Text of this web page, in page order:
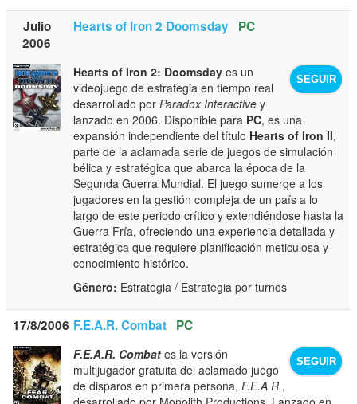
Julio
2006
Hearts of Iron 2 Doomsday PC
SEGUIR
Hearts of Iron 2: Doomsday es un
videojuego de estrategia en tiempo real
desarrollado porParadox Interactive y
lanzado en 2006. Disponible para PC, es una
expansión independiente del título Hearts of Iron II,
parte de la aclamada serie de juegos de simulación
bélica y estratégica que abarca la época de la
Segunda Guerra Mundial. El juego sumerge a los
jugadores en la gestión compleja de un país a lo
largo de este periodo crítico y extendiéndose hasta la
Guerra Fría, ofreciendo una experiencia detallada y
estratégica que requiere planificación meticulosa y
conocimiento histórico.
Género: Estrategia / Estrategia por turnos
17/8/2006 F.E.A.R. Combat PC
SEGUIR
F.E.A.R. Combat es la versión
multijugador gratuita del aclamado juego
de disparos en primera persona,F.E.A.R.,